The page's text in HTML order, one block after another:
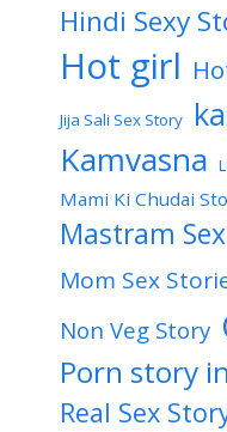
Hindi Sexy
Hot girl
Jija Sali Sex Story
Kamvasna
Mami Ki Chudai
Mastram
Mom Sex
Non Veg Story
Porn story
Real Sex